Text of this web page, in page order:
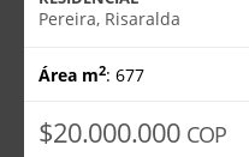
Pereira, Risaralda
Área m2: 677
$20.000.000 COP